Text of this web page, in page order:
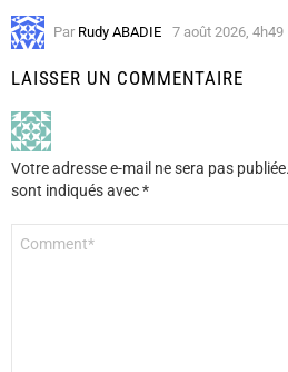
Par Rudy ABADIE 7 août 2026, 4h49
LAISSER UN COMMENTAIRE
Votre adresse e-mail ne sera pas publiée.
sont indiqués avec*